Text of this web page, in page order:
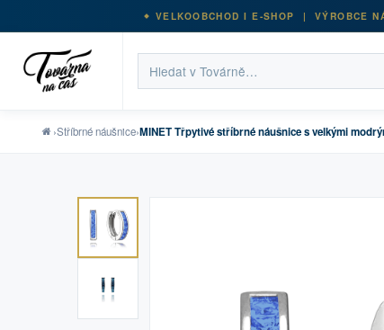
VELKOOBCHOD I E-SHOP | VÝROBCE
›Stříbrné náušnice›MINET Třpytivé stříbrné náušnice s velkými